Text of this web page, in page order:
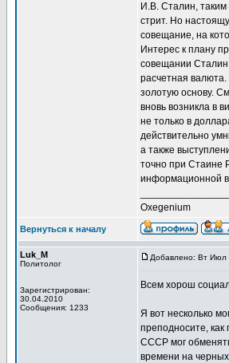
И.В. Сталин, таким
стрит. Но
совещание, на
Интерес к плану
совещании Сталин
расчетная
золотую основу.
вновь возникла в
не только в
действительно
а также
точно при Стаине
информационной
Oxegenium
Вернуться к началу
Luk_M
Политолог
Зарегистрирован:
30.04.2010
Сообщения: 1233
Добавлено: Вт Июл
Всем хорош
Я вот несколько
преподносите, как
СССР мог
времени на